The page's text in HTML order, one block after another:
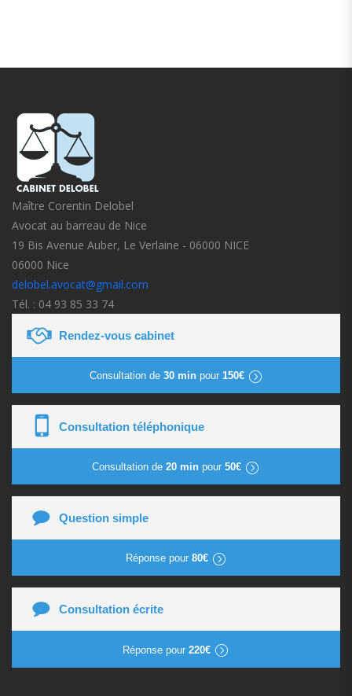
Maître Corentin Delobel
Avocat au barreau de Nice
19 Bis Avenue Auber, Le Verlaine - 06000 NICE
06000 Nice
delobel.avocat@gmail.com
Tél. : 04 93 85 33 74
Rendez-vous cabinet
Consultation de 30 minpour 150€
Consultation téléphonique
Consultation de 20 min pour 50€
Question simple
Réponse pour 80€
Consultation écrite
Réponse pour 220€